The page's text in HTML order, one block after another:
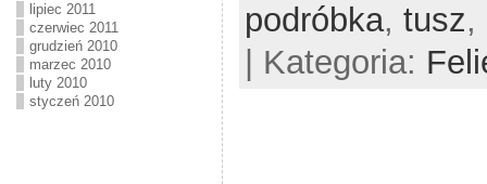
lipiec 2011
czerwiec 2011
grudzień 2010
marzec 2010
luty 2010
styczeń 2010
podróbka, tusz,
| Kategoria: